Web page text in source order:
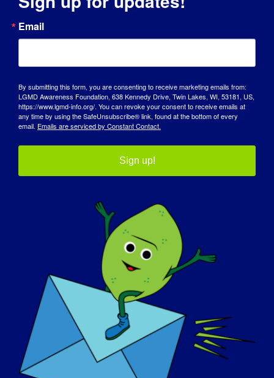
MODULI PER L'INTERVISTA
SPOTLIGHT
I nostri partner per
l'advocacy
Email
By submitting this form, you are consenting to receive marketing emails from:
LGMD Awareness Foundation, 638 Kennedy Drive, Twin Lakes, WI, 53181, US,
https://www.lgmd-info.org/. You can revoke your consent to receive emails at
any time by using the SafeUnsubscribe® link, found at the bottom of every
email. Emails are serviced by Constant Contact.
Sign up!